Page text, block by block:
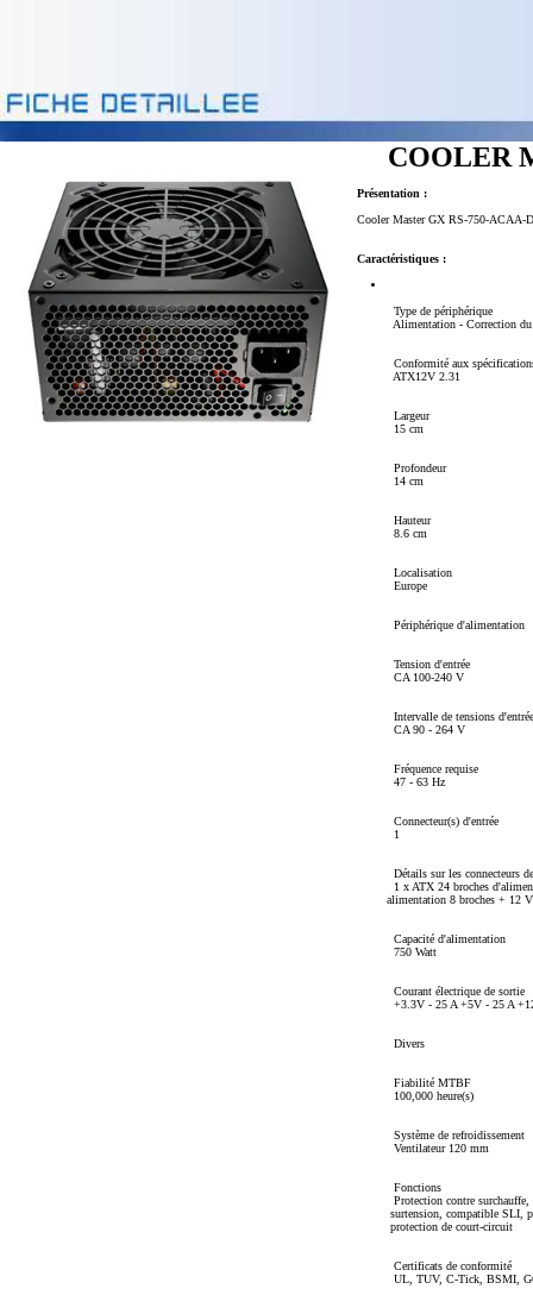
COOLER
Présentation :
Cooler Master GX RS-750-ACAA-
Caractéristiques :
Type de périphérique
Alimentation - Correction du
Conformité aux
ATX12V 2.31
Largeur
15 cm
Profondeur
14 cm
Hauteur
8.6 cm
Localisation
Europe
Périphérique d'alimentation
Tension d'entrée
CA 100-240 V
Intervalle de tensions d'entrée
CA 90 - 264 V
Fréquence requise
47 - 63 Hz
Connecteur(s) d'entrée
1
Détails sur les connecteurs
1 x ATX 24 broches
alimentation 8 broches + 12
Capacité d'alimentation
750 Watt
Courant électrique de sortie
+3.3V - 25 A +5V - 25 A
Divers
Fiabilité MTBF
100,000 heure(s)
Système de refroidissement
Ventilateur 120 mm
Fonctions
Protection contre
surtension, compatible SLI,
protection de court-circuit
Certificats de conformité
UL, TUV, C-Tick, BSMI,